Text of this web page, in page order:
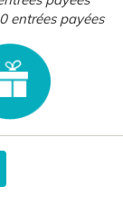
entrées payées